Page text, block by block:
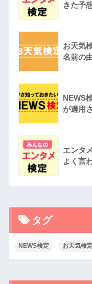
きた予
お天気
名前の
NEWS
が適用
エンタ
よく言
タグ
NEWS検定 お天気検定